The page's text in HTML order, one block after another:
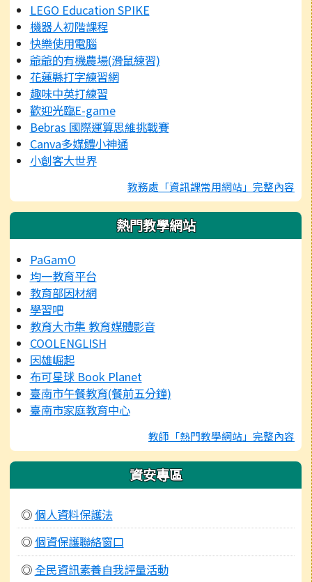
LEGO Education SPIKE
機器人初階課程
快樂使用電腦
爺爺的有機農場(滑鼠練習)
花蓮縣打字練習網
趣味中英打練習
歡迎光臨E-game
Bebras 國際運算思維挑戰賽
Canva多媒體小神通
小創客大世界
教務處「資訊課常用網站」完整內容
熱門教學網站
PaGamO
均一教育平台
教育部因材網
學習吧
教育大市集 教育媒體影音
COOLENGLISH
因雄崛起
布可星球 Book Planet
臺南市午餐教育(餐前五分鐘)
臺南市家庭教育中心
教師「熱門教學網站」完整內容
資安專區
◎個人資料保護法
◎個資保護聯絡窗口
◎全民資訊素養自我評量活動